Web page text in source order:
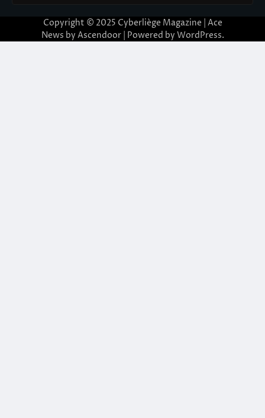
Copyright © 2025 Cyberliège Magazine | Ace
News by Ascendoor| Powered by WordPress.